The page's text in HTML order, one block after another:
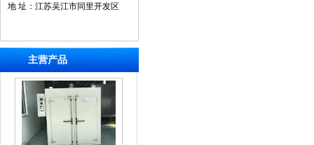
地 址：江苏吴江市同里开发区
主营产品
热风循环烘箱